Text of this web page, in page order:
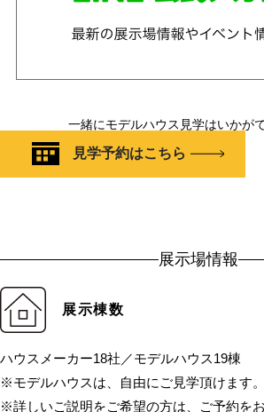
一緒にモデルハウス見学はいかが
見学予約はこちら
展示場情報
展示棟数
ハウスメーカー18社／モデルハウス19棟
※モデルハウスは、自由にご見学頂けます。
※詳しいご説明をご希望の方は、ご予約をお